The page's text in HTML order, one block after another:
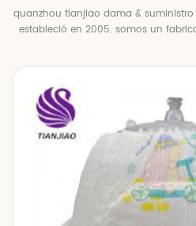
quanzhou tianjiao dama &
estableció en 2005. somos un